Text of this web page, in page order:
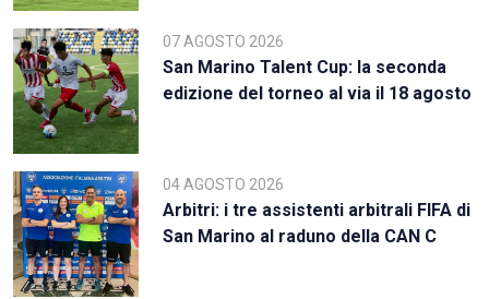
07 AGOSTO 2026
San Marino Talent Cup: la seconda
edizione del torneo al via il 18 agosto
04 AGOSTO 2026
Arbitri: i tre assistenti arbitrali FIFA di
San Marino al raduno della CAN C